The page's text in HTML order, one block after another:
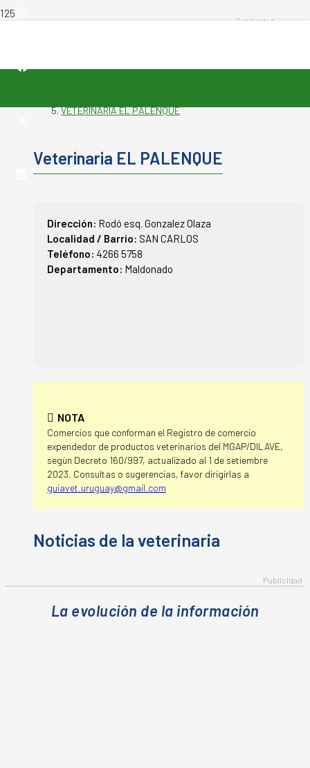
-
VETERINARIA EL PALENQUE
Veterinaria EL PALENQUE
Dirección: Rodó esq. Gonzalez Olaza
Localidad / Barrio: SAN CARLOS
Teléfono: 4266 5758
Departamento: Maldonado
NOTA
Comercios que conforman el Registro de comercio
expendedor de productos veterinarios del MGAP/DILAVE,
segùn Decreto 160/997, actualizado al 1 de setiembre
2023. Consultas o sugerencias, favor dirigirlas a
guiavet.uruguay@gmail.com
La evolución de la información